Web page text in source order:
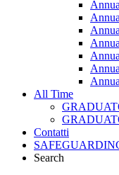
All Time
Contatti
Search